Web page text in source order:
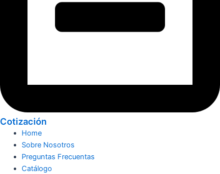
Cotización
Home
Sobre Nosotros
Preguntas Frecuentas
Catálogo